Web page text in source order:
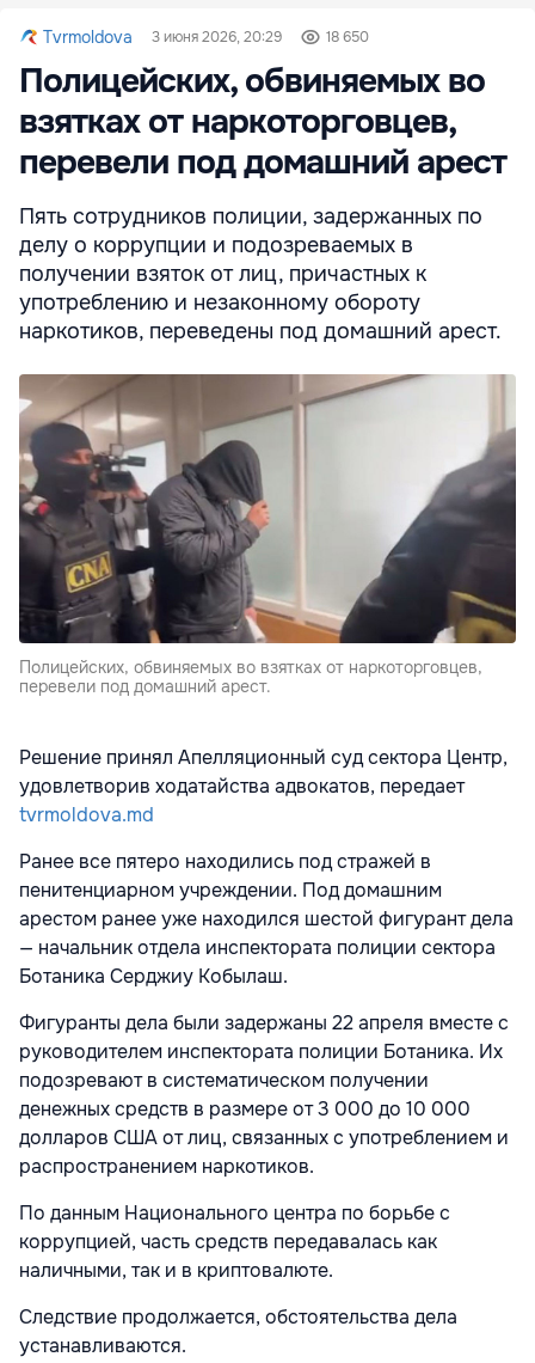
Tvrmoldova 3 июня 2026, 20:29 18 650
Полицейских, обвиняемых во
взятках от наркоторговцев,
перевели под домашний арест
Пять сотрудников полиции, задержанных по
делу о коррупции и подозреваемых в
получении взяток от лиц, причастных к
употреблению и незаконному обороту
наркотиков, переведены под домашний арест.
Полицейских, обвиняемых во взятках от наркоторговцев,
перевели под домашний арест.
Решение принял Апелляционный суд сектора Центр,
удовлетворив ходатайства адвокатов, передает
tvrmoldova.md
Ранее все пятеро находились под стражей в
пенитенциарном учреждении. Под домашним
арестом ранее уже находился шестой фигурант дела
— начальник отдела инспектората полиции сектора
Ботаника Серджиу Кобылаш.
Фигуранты дела были задержаны 22 апреля вместе с
руководителем инспектората полиции Ботаника. Их
подозревают в систематическом получении
денежных средств в размере от 3 000 до 10 000
долларов США от лиц, связанных с употреблением и
распространением наркотиков.
По данным Национального центра по борьбе с
коррупцией, часть средств передавалась как
наличными, так и в криптовалюте.
Следствие продолжается, обстоятельства дела
устанавливаются.